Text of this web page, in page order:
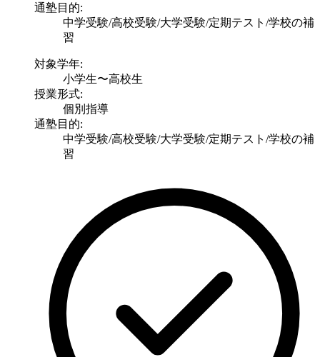
通塾目的:
中学受験/高校受験/大学受験/定期テスト/学校の補
習
対象学年:
小学生〜高校生
授業形式:
個別指導
通塾目的:
中学受験/高校受験/大学受験/定期テスト/学校の補
習